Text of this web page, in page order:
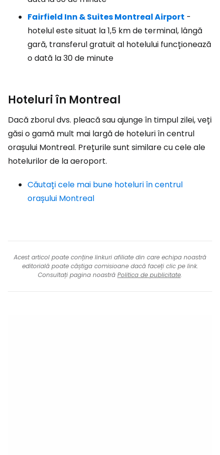
Fairfield Inn & Suites Montreal Airport -
hotelul este situat la 1,5 km de terminal, lângă
gară, transferul gratuit al hotelului funcționează
o dată la 30 de minute
Hoteluri în Montreal
Dacă zborul dvs. pleacă sau ajunge în timpul zilei, veți
găsi o gamă mult mai largă de hoteluri în centrul
orașului Montreal. Prețurile sunt similare cu cele ale
hotelurilor de la aeroport.
Căutați cele mai bune hoteluri în centrul
orașului Montreal
Acest articol poate conține linkuri afiliate din care echipa noastră
editorială poate câștiga comisioane dacă faceți clic pe link.
Consultați pagina noastră Politica de publicitate.